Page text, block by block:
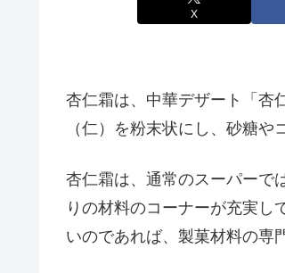
X
杏仁霜は、中華デザート「杏
（仁）を粉末状にし、砂糖や
杏仁霜は、通常のスーパーで
りの材料のコーナーが充実し
いのであれば、製菓材料の専